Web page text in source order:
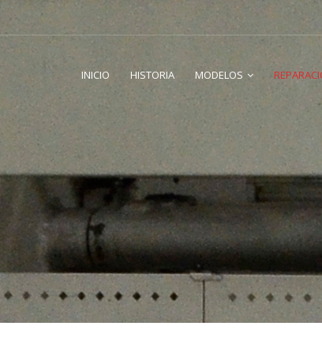
INICIO HISTORIA MODELOS